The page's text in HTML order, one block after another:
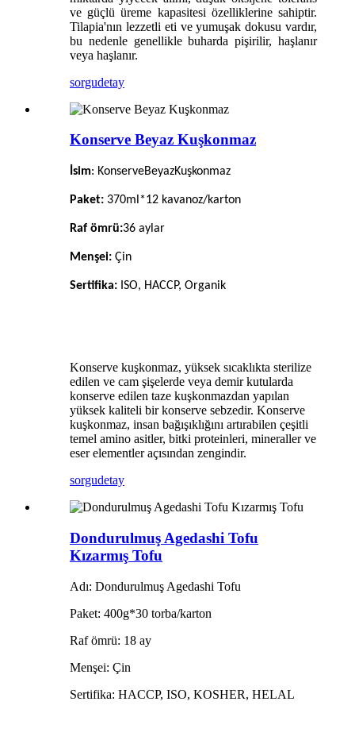
ve güçlü üreme kapasitesi özelliklerine sahiptir.
Tilapia'nın lezzetli eti ve yumuşak dokusu vardır,
bu nedenle genellikle buharda pişirilir, haşlanır
veya haşlanır.
sorgudetay
Konserve Beyaz Kuşkonmaz
İsim: KonserveBeyazKuşkonmaz
Paket: 370ml*12 kavanoz/karton
Raf ömrü:36 aylar
Menşei: Çin
Sertifika: ISO, HACCP, Organik
Konserve kuşkonmaz, yüksek sıcaklıkta sterilize
edilen ve cam şişelerde veya demir kutularda
konserve edilen taze kuşkonmazdan yapılan
yüksek kaliteli bir konserve sebzedir. Konserve
kuşkonmaz, insan bağışıklığını artırabilen çeşitli
temel amino asitler, bitki proteinleri, mineraller ve
eser elementler açısından zengindir.
sorgudetay
Dondurulmuş Agedashi Tofu
Kızarmış Tofu
Adı: Dondurulmuş Agedashi Tofu
Paket: 400g*30 torba/karton
Raf ömrü: 18 ay
Menşei: Çin
Sertifika: HACCP, ISO, KOSHER, HELAL